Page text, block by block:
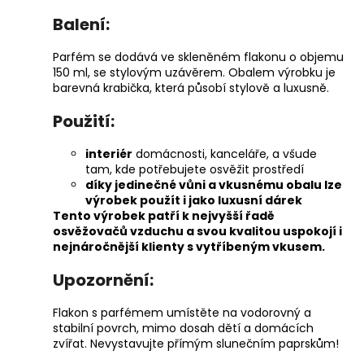
Balení:
Parfém se dodává ve skleněném flakonu o objemu
150 ml, se stylovým uzávěrem. Obalem výrobku je
barevná krabička, která působí stylově a luxusně.
Použití:
interiér domácnosti, kanceláře, a všude
tam, kde potřebujete osvěžit prostředí
díky jedinečné vůni a vkusnému obalu lze
výrobek použít i jako luxusní dárek
Tento výrobek patří k nejvyšší řadě
osvěžovačů vzduchu a svou kvalitou uspokojí i
nejnáročnější klienty s vytříbeným vkusem.
Upozornění:
Flakon s parfémem umístěte na vodorovný a
stabilní povrch, mimo dosah dětí a domácích
zvířat. Nevystavujte přímým slunečním paprskům!